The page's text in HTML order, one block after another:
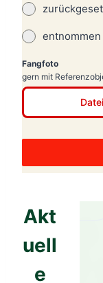
entnommen
Fangfoto
gern mit
Akt
uell
e